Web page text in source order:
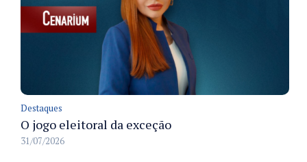
Destaques
O jogo eleitoral da exceção
31/07/2026